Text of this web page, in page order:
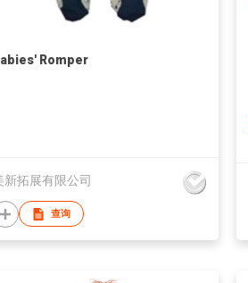
Romper
新拓展有限公司
查询